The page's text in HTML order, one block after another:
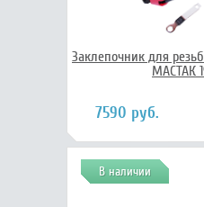
Заклепочник для
МАСТАК
7590 руб.
В наличии